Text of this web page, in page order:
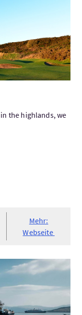
the highlands, we
Mehr:
Webseite
and Islands